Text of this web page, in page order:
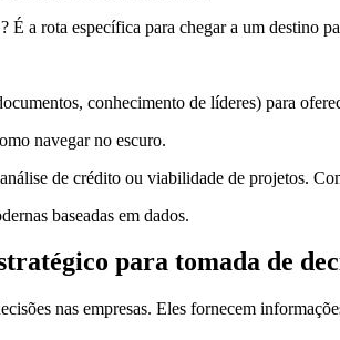
a rota específica para chegar a um destino
conhecimento de líderes) para
navegar no escuro.
de crédito ou viabilidade de projetos.
baseadas em dados.
para tomada de
nas empresas. Eles fornecem